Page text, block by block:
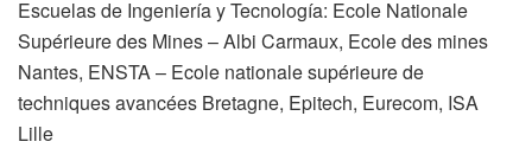
Escuelas de Ingeniería y Tecnología: Ecole Nationale
Supérieure des Mines – Albi Carmaux, Ecole des mines
Nantes, ENSTA – Ecole nationale supérieure de
techniques avancées Bretagne, Epitech, Eurecom, ISA
Lille